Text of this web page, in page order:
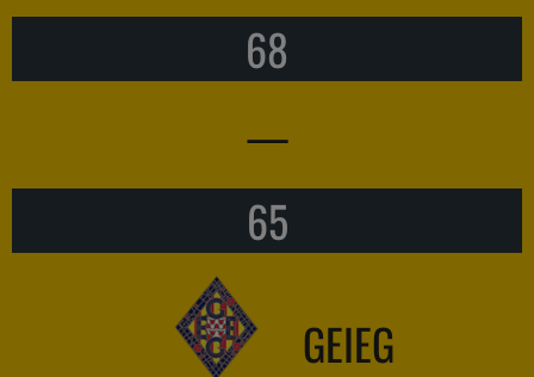
68
—
65
GEIEG